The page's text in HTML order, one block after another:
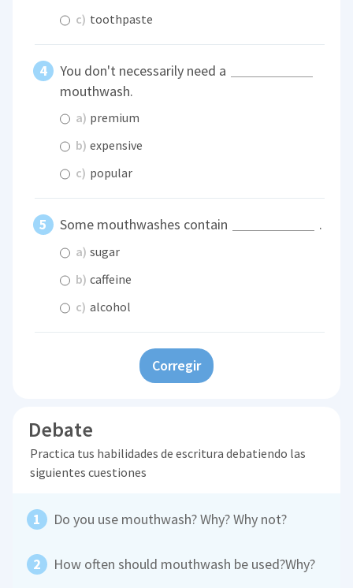
c) toothpaste
You don't necessarily need a
mouthwash.
a) premium
b) expensive
c) popular
Some mouthwashes contain .
a) sugar
b) caffeine
c) alcohol
Corregir
Debate
Practica tus habilidades de escritura debatiendo las
siguientes cuestiones
Do you use mouthwash? Why? Why not?
How often should mouthwash be used?Why?